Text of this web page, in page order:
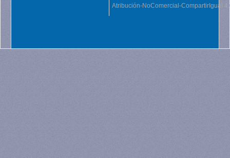
Atribución-NoComercial-CompartirIgual